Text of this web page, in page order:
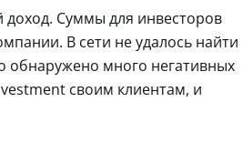
Суммы для инвесторов
В сети не удалось найти
обнаружено много негативных
своим клиентам, и